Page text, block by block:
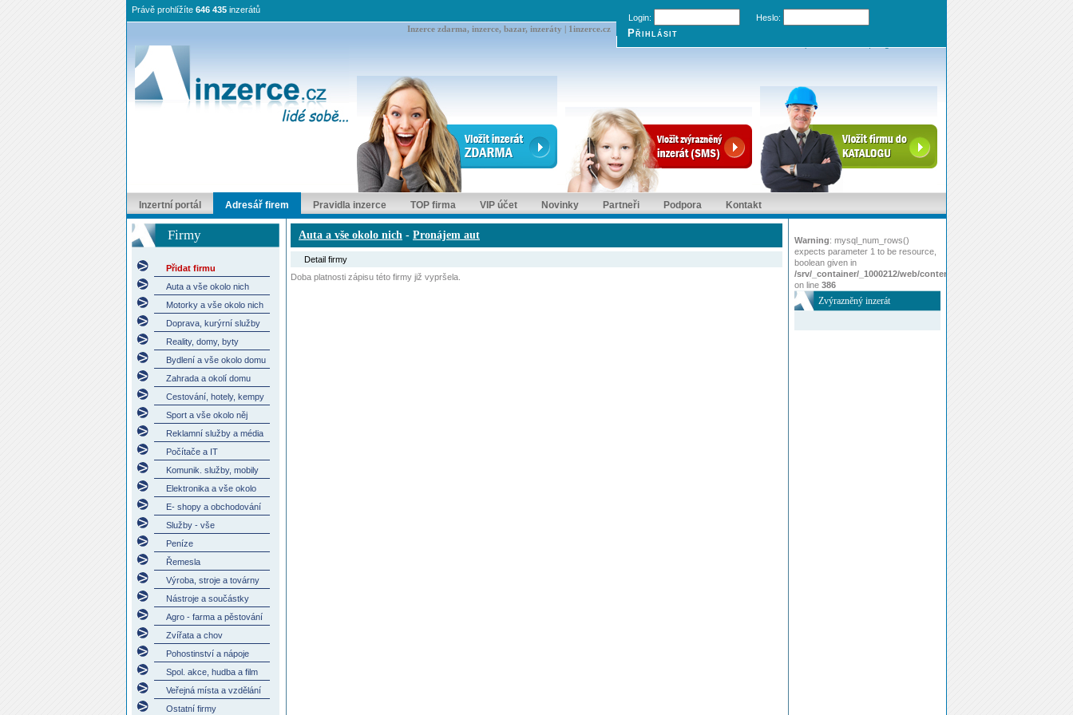
Inzerce zdarma, inzerce, bazar, inzeráty | 1inzerce.cz
Právě prohlížíte 646 435 inzerátů
Login:
Heslo:
Inzertní portál Adresář firem Pravidla inzerce TOP firma VIP účet Novinky Partneři Podpora Kontakt
Firmy
Přidat firmu
Auta a vše okolo nich
Motorky a vše okolo nich
Doprava, kurýrní služby
Reality, domy, byty
Bydlení a vše okolo domu
Zahrada a okolí domu
Cestování, hotely, kempy
Sport a vše okolo něj
Reklamní služby a média
Počítače a IT
Komunik. služby, mobily
Elektronika a vše okolo
E- shopy a obchodování
Služby - vše
Peníze
Řemesla
Výroba, stroje a továrny
Nástroje a součástky
Agro - farma a pěstování
Zvířata a chov
Pohostinství a nápoje
Spol. akce, hudba a film
Veřejná místa a vzdělání
Ostatní firmy
Auta a vše okolo nich - Pronájem aut
Detail firmy
Doba platnosti zápisu této firmy již vypršela.
Warning: mysql_num_rows()
expects parameter 1 to be resource,
boolean given in
/srv/_container/_1000212/web/content/www/index.php
on line 386
Zvýrazněný inzerát